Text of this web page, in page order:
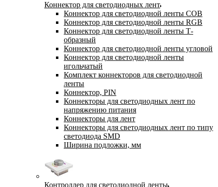
Коннектор для светодиодных лент
Коннектор для светодиодной ленты COB
Коннектор для светодиодной ленты RGB
Коннектор для светодиодной ленты Т-
образный
Коннектор для светодиодной ленты угловой
Коннектор для светодиодной ленты
игольчатый
Комплект коннекторов для светодиодной
ленты
Коннектор, PIN
Коннекторы для светодиодных лент по
напряжению питания
Коннекторы для лент
Коннекторы для светодиодных лент по типу
светодиода SMD
Ширина подложки, мм
Контроллер для светодиодной ленты